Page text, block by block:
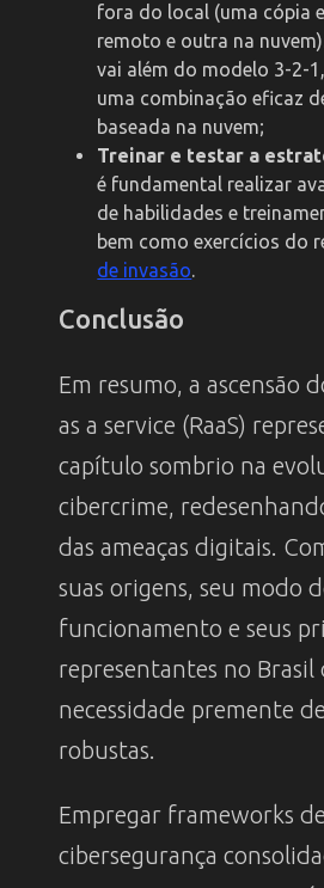
fora do local (uma cópia
remoto e outra na
vai além do modelo 3-2-
uma combinação eficaz
baseada na nuvem;
Treinar e testar a
é fundamental realizar
de habilidades e
bem como exercícios do
de invasão.
Conclusão
Em resumo, a ascensão
as a service (RaaS)
capítulo sombrio na
cibercrime,
das ameaças digitais.
suas origens, seu modo
funcionamento e seus
representantes no Brasil
necessidade premente
robustas.
Empregar frameworks de
cibersegurança